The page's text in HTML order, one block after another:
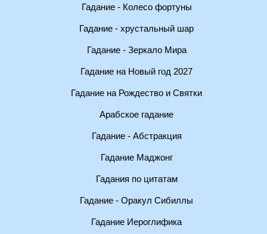
Гадание - Колесо фортуны
Гадание - хрустальный шар
Гадание - Зеркало Мира
Гадание на Новый год 2027
Гадание на Рождество и Святки
Арабское гадание
Гадание - Абстракция
Гадание Маджонг
Гадания по цитатам
Гадание - Оракул Сибиллы
Гадание Иероглифика